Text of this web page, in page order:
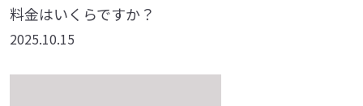
料金はいくらですか？
2025.10.15